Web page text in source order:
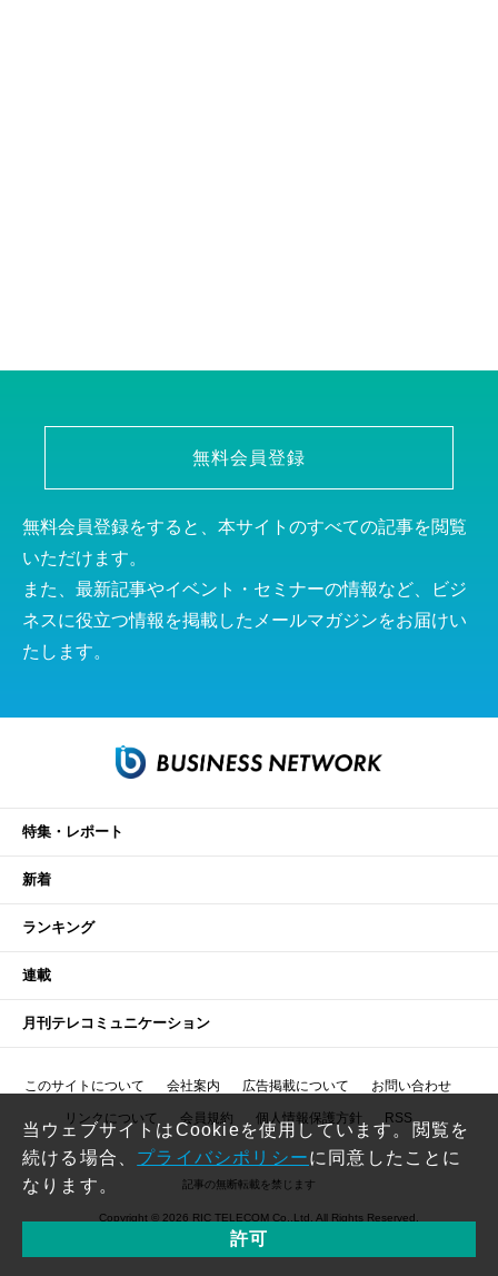
無料会員登録
無料会員登録をすると、本サイトのすべての記事を閲覧
いただけます。
また、最新記事やイベント・セミナーの情報など、ビジ
ネスに役立つ情報を掲載したメールマガジンをお届けい
たします。
特集・レポート
新着
ランキング
連載
月刊テレコミュニケーション
このサイトについて 会社案内 広告掲載について お問い合わせ
リンクについて 会員規約 個人情報保護方針 RSS
記事の無断転載を禁じます
Copyright © 2026 RIC TELECOM Co.,Ltd. All Rights Reserved.
当ウェブサイトはCookieを使用しています。閲覧を
続ける場合、 プライバシポリシーに同意したことに
なります。
許可